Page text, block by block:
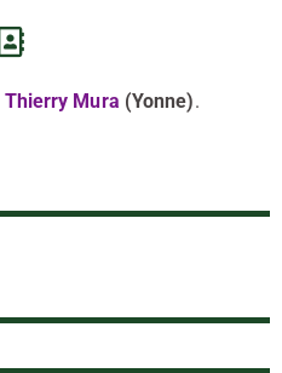
Thierry Mura (Yonne).